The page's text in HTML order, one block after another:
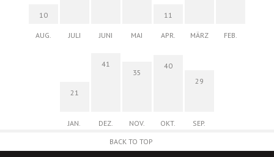
10
AUG. JULI JUNI MAI
11
APR. MÄRZ FEB.
21
JAN.
41
DEZ.
35
NOV.
40
OKT.
29
SEP.
BACK TO TOP